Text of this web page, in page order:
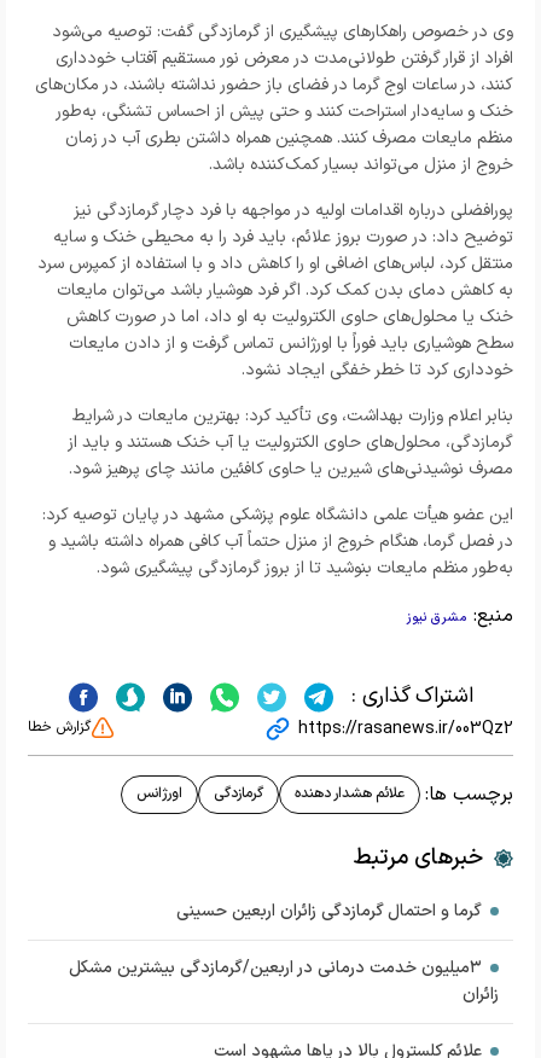
وی در خصوص راهکارهای پیشگیری از گرمازدگی گفت: توصیه می‌شود
افراد از قرار گرفتن طولانی‌مدت در معرض نور مستقیم آفتاب خودداری
کنند، در ساعات اوج گرما در فضای باز حضور نداشته باشند، در مکان‌های
خنک و سایه‌دار استراحت کنند و حتی پیش از احساس تشنگی، به‌طور
منظم مایعات مصرف کنند. همچنین همراه داشتن بطری آب در زمان
خروج از منزل می‌تواند بسیار کمک‌کننده باشد.
پورافضلی درباره اقدامات اولیه در مواجهه با فرد دچار گرمازدگی نیز
توضیح داد: در صورت بروز علائم، باید فرد را به محیطی خنک و سایه
منتقل کرد، لباس‌های اضافی او را کاهش داد و با استفاده از کمپرس سرد
به کاهش دمای بدن کمک کرد. اگر فرد هوشیار باشد می‌توان مایعات
خنک یا محلول‌های حاوی الکترولیت به او داد، اما در صورت کاهش
سطح هوشیاری باید فوراً با اورژانس تماس گرفت و از دادن مایعات
خودداری کرد تا خطر خفگی ایجاد نشود.
بنابر اعلام وزارت بهداشت، وی تأکید کرد: بهترین مایعات در شرایط
گرمازدگی، محلول‌های حاوی الکترولیت یا آب خنک هستند و باید از
مصرف نوشیدنی‌های شیرین یا حاوی کافئین مانند چای پرهیز شود.
این عضو هیأت علمی دانشگاه علوم پزشکی مشهد در پایان توصیه کرد:
در فصل گرما، هنگام خروج از منزل حتماً آب کافی همراه داشته باشید و
به‌طور منظم مایعات بنوشید تا از بروز گرمازدگی پیشگیری شود.
منبع: مشرق نیوز
اشتراک گذاری :
https://rasanews.ir/003Qz2 گزارش خطا
برچسب ها: علائم هشدار دهنده گرمازدگی اورژانس
خبرهای مرتبط
گرما و احتمال گرمازدگی زائران اربعین حسینی
۳میلیون خدمت درمانی در اربعین/گرمازدگی بیشترین مشکل
زائران
علائم کلسترول بالا در پاها مشهود است